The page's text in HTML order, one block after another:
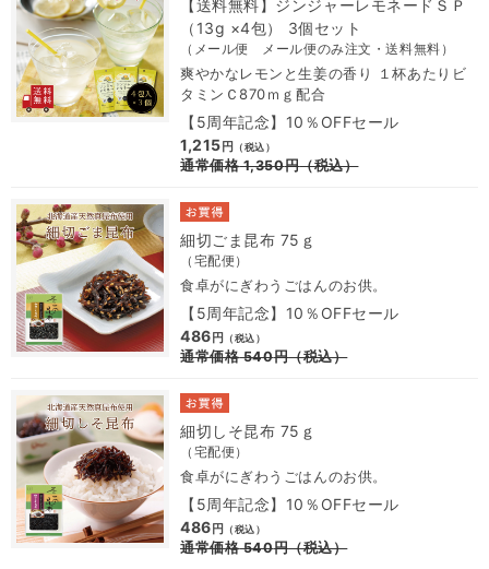
【送料無料】ジンジャーレモネードＳＰ
（13g ×4包） 3個セット
（メール便 メール便のみ注文・送料無料）
爽やかなレモンと生姜の香り １杯あたりビ
タミンＣ870ｍｇ配合
【5周年記念】10％OFFセール
1,215 円 （税込）
通常価格1,350円（税込）
細切ごま昆布 75ｇ
（宅配便）
食卓がにぎわうごはんのお供。
【5周年記念】10％OFFセール
486 円 （税込）
通常価格540円（税込）
細切しそ昆布 75ｇ
（宅配便）
食卓がにぎわうごはんのお供。
【5周年記念】10％OFFセール
486 円 （税込）
通常価格540円（税込）